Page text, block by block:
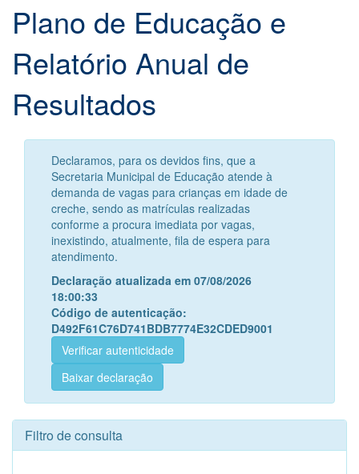
Plano de Educação e
Relatório Anual de
Resultados
Declaramos, para os devidos fins, que a
Secretaria Municipal de Educação atende à
demanda de vagas para crianças em idade de
creche, sendo as matrículas realizadas
conforme a procura imediata por vagas,
inexistindo, atualmente, fila de espera para
atendimento.
Declaração atualizada em 07/08/2026
18:00:33
Código de autenticação:
D492F61C76D741BDB7774E32CDED9001
Verificar autenticidade
Baixar declaração
Filtro de consulta